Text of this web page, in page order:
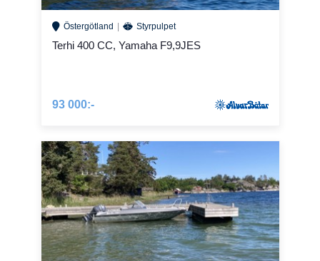
Östergötland Styrpulpet
Terhi 400 CC, Yamaha F9,9JES
93 000:-